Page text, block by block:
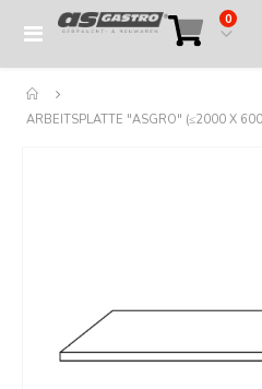
Navigation
Cart
0Artikel
ARBEITSPLATTE "ASGRO" (≤2000 X